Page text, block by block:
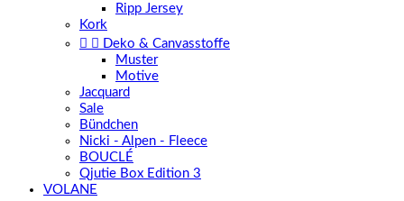
Ripp Jersey
Kork
  Deko & Canvasstoffe
Muster
Motive
Jacquard
Sale
Bündchen
Nicki - Alpen - Fleece
BOUCLÉ
Qjutie Box Edition 3
VOLANE